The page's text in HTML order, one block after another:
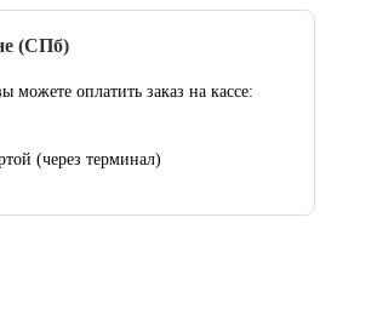
(СПб)
можете оплатить заказ на кассе:
(через терминал)